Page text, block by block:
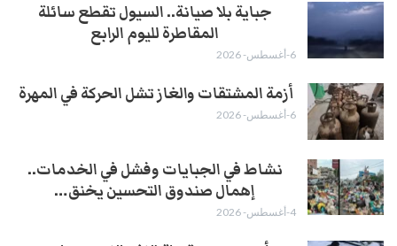
جباية بلا صيانة.. السيول تقطع سائلة
المقاطرة لليوم الرابع
6-أغسطس- 2026
أزمة المشتقات والغاز تشل الحركة في المهرة ​
6-أغسطس- 2026
نشاط في الجبايات وفشل في الخدمات..
إهمال صندوق التحسين يخنق…
4-أغسطس- 2026